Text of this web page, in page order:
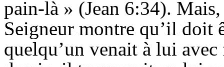
pain-là » (Jean 6:34).
Seigneur montre qu’il doit
quelqu’un venait à lui